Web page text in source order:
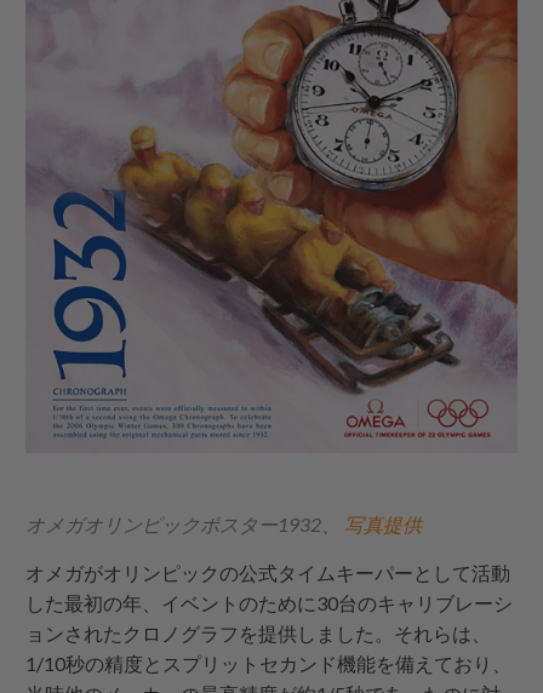
オメガオリンピックポスター1932、 写真提供
オメガがオリンピックの公式タイムキーパーとして活動
した最初の年、イベントのために30台のキャリブレーシ
ョンされたクロノグラフを提供しました。それらは、
1/10秒の精度とスプリットセカンド機能を備えており、